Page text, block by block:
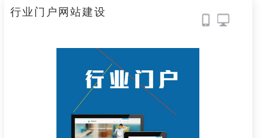
行业门户网站建设